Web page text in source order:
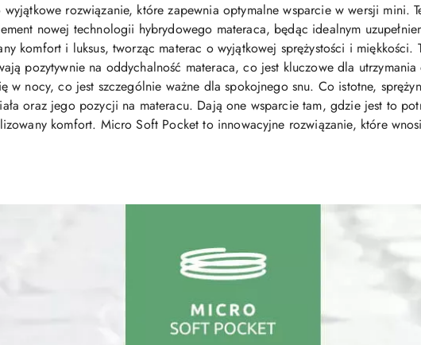
rozwiązanie, które zapewnia optymalne wsparcie w wersji mini.
nowej technologii hybrydowego materaca, będąc idealnym
komfort i luksus, tworząc materac o wyjątkowej sprężystości i miękkości.
pozytywnie na oddychalność materaca, co jest kluczowe dla
w nocy, co jest szczególnie ważne dla spokojnego snu. Co istotne,
oraz jego pozycji na materacu. Dają one wsparcie tam, gdzie jest to
komfort. Micro Soft Pocket to innowacyjne rozwiązanie, które